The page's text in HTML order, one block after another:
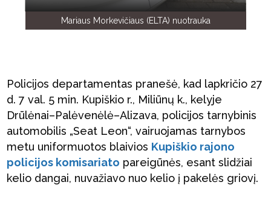
Mariaus Morkevičiaus (ELTA) nuotrauka
Policijos departamentas pranešė, kad lapkričio 27
d. 7 val. 5 min. Kupiškio r., Miliūnų k., kelyje
Drūlėnai–Palėvenėlė–Alizava, policijos tarnybinis
automobilis „Seat Leon“, vairuojamas tarnybos
metu uniformuotos blaivios Kupiškio rajono
policijos komisariato pareigūnės, esant slidžiai
kelio dangai, nuvažiavo nuo kelio į pakelės griovį.